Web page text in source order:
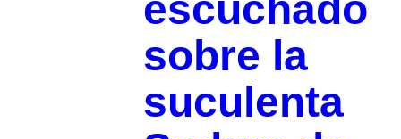
sobre la
suculenta